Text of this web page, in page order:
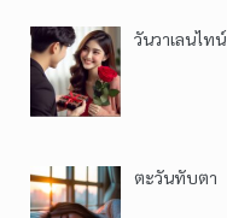
วันวาเลนไทน์
ตะวันทับตา